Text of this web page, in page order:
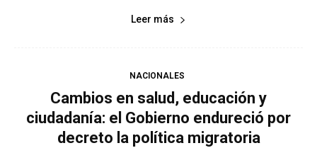
Leer más
NACIONALES
Cambios en salud, educación y
ciudadanía: el Gobierno endureció por
decreto la política migratoria